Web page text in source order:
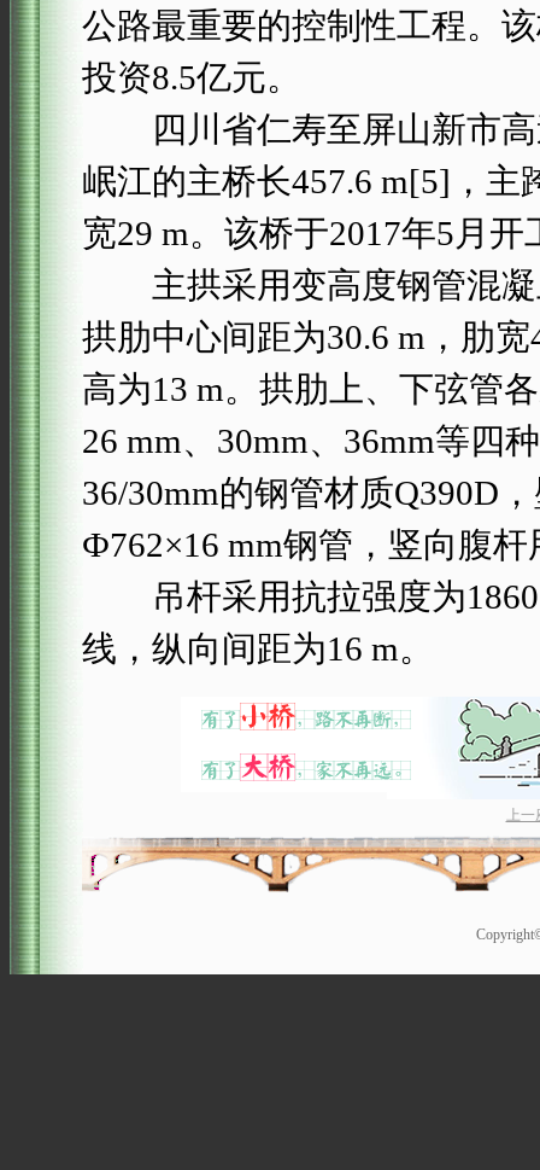
公路最重要的控制性工程。
投资8.5亿元。
四川省仁寿至屏山新市高
岷江的主桥长457.6 m[5]，
宽29 m。该桥于2017年5月
主拱采用变高度钢管混凝
拱肋中心间距为30.6 m，肋
高为13 m。拱肋上、下弦管
26 mm、30mm、36mm等四
36/30mm的钢管材质Q390D
Ф762×16 mm钢管，竖向腹
吊杆采用抗拉强度为1860
线，纵向间距为16 m。
上一